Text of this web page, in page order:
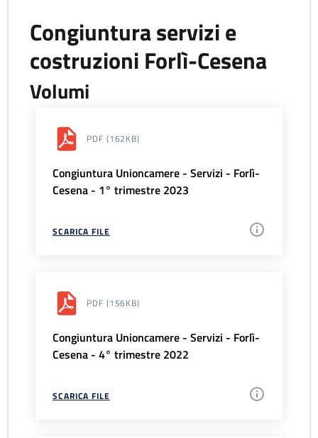
Congiuntura servizi e
costruzioni Forlì-Cesena
Volumi
PDF (162KB)
Congiuntura Unioncamere - Servizi - Forlì-
Cesena - 1° trimestre 2023
SCARICA FILE
PDF (156KB)
Congiuntura Unioncamere - Servizi - Forlì-
Cesena - 4° trimestre 2022
SCARICA FILE